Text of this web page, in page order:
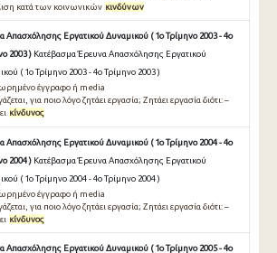
κατά των κοινωνικών κινδύνων
Απασχόλησης Εργατικού Δυναμικού ( 1ο Τρίμηνο 2003 - 4ο
2003 ) Κατέβασμα Έρευνα Απασχόλησης Εργατικού
( 1ο Τρίμηνο 2003 - 4ο Τρίμηνο 2003 )
έγγραφο ή media
για ποιο λόγο ζητάει εργασία; Ζητάει εργασία διότι: –
κίνδυνος
Απασχόλησης Εργατικού Δυναμικού ( 1ο Τρίμηνο 2004 - 4ο
2004 ) Κατέβασμα Έρευνα Απασχόλησης Εργατικού
( 1ο Τρίμηνο 2004 - 4ο Τρίμηνο 2004 )
έγγραφο ή media
για ποιο λόγο ζητάει εργασία; Ζητάει εργασία διότι: –
κίνδυνος
Απασχόλησης Εργατικού Δυναμικού ( 1ο Τρίμηνο 2005 - 4ο